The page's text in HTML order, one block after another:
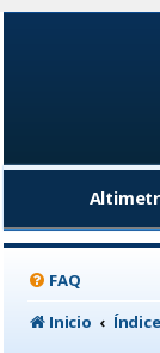
FAQ
Inicio